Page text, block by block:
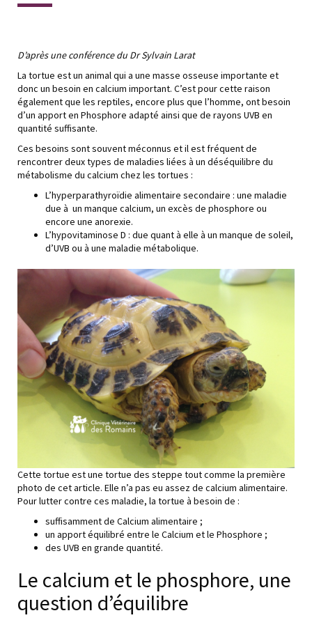
D’après une conférence du Dr Sylvain Larat
La tortue est un animal qui a une masse osseuse importante et
donc un besoin en calcium important. C’est pour cette raison
également que les reptiles, encore plus que l’homme, ont besoin
d’un apport en Phosphore adapté ainsi que de rayons UVB en
quantité suffisante.
Ces besoins sont souvent méconnus et il est fréquent de
rencontrer deux types de maladies liées à un déséquilibre du
métabolisme du calcium chez les tortues :
L’hyperparathyroïdie alimentaire secondaire : une maladie
due à un manque calcium, un excès de phosphore ou
encore une anorexie.
L’hypovitaminose D : due quant à elle à un manque de soleil,
d’UVB ou à une maladie métabolique.
Cette tortue est une tortue des steppe tout comme la première
photo de cet article. Elle n’a pas eu assez de calcium alimentaire.
Pour lutter contre ces maladie, la tortue à besoin de :
suffisamment de Calcium alimentaire ;
un apport équilibré entre le Calcium et le Phosphore ;
des UVB en grande quantité.
Le calcium et le phosphore, une
question d’équilibre